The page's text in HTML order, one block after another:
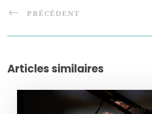
PRÉCÉDENT
Articles similaires